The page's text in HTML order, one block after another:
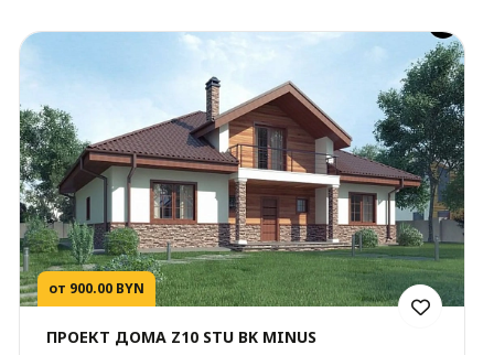
от 900.00 BYN
ПРОЕКТ ДОМА Z10 STU BK MINUS